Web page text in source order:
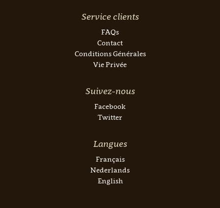
Service clients
FAQs
Contact
Conditions Générales
Vie Privée
Suivez-nous
Facebook
Twitter
Langues
Français
Nederlands
English